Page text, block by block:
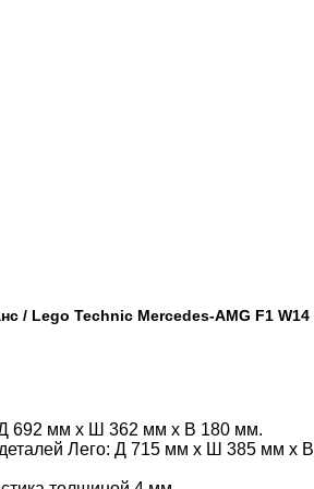
/ Lego Technic Mercedes-AMG F1 W14
692 мм x Ш 362 мм x В 180 мм.
Лего: Д 715 мм х Ш 385 мм х В